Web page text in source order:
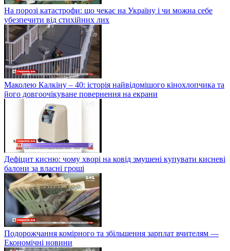
На порозі катастрофи: що чекає на Україну і чи можна себе
убезпечити від стихійних лих
Маколею Калкіну – 40: історія найвідомішого кінохлопчика та
його довгоочікуване повернення на екрани
Дефіцит кисню: чому хворі на ковід змушені купувати кисневі
балони за власні гроші
Подорожчання комірного та збільшення зарплат вчителям —
Економічні новини